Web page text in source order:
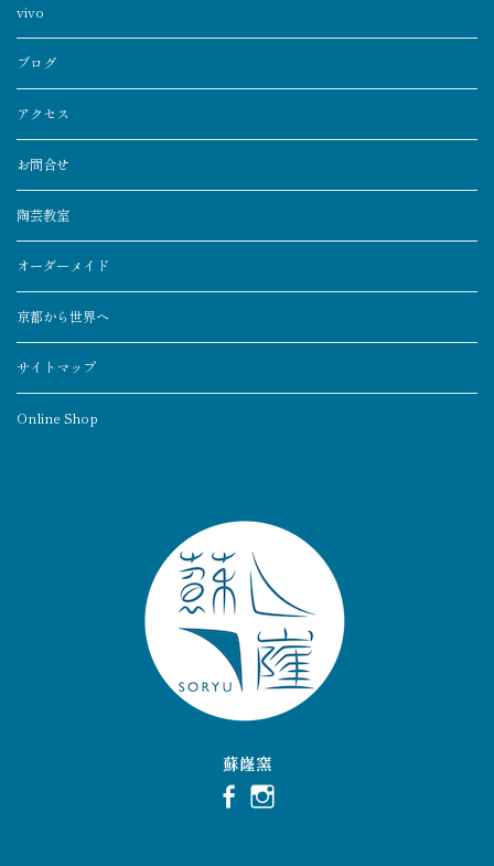
vivo
ブログ
アクセス
お問合せ
陶芸教室
オーダーメイド
京都から世界へ
サイトマップ
Online Shop
蘇嶐窯